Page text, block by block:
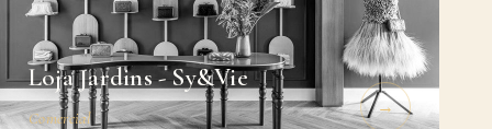
Loja Jardins - Sy&Vie
Comercial →